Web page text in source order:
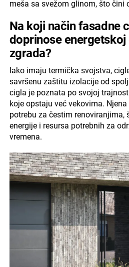
meša sa svežom glinom, što čini
Na koji način fasadne
doprinose
zgrada?
Iako imaju termička svojstva,
savršenu zaštitu izolacije od
cigla je poznata po svojoj
koje opstaju već vekovima.
potrebu za čestim renoviranjima,
energije i resursa potrebnih za
vremena.